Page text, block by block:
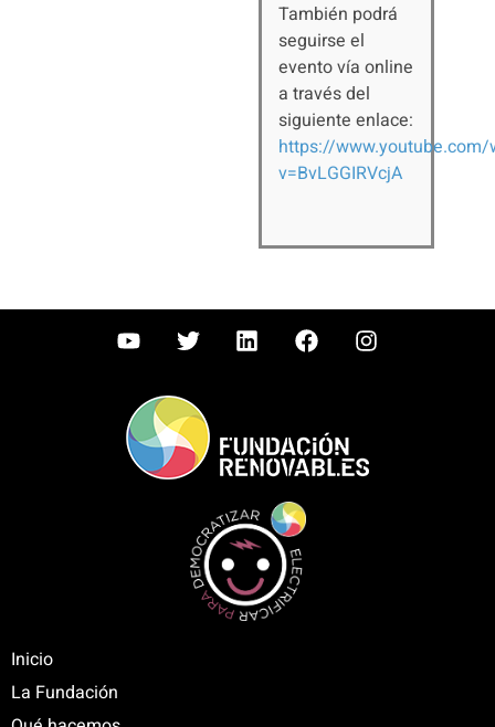
También podrá
seguirse el
evento vía online
a través del
siguiente enlace:
https://www.youtube.com/
v=BvLGGIRVcjA
Inicio
La Fundación